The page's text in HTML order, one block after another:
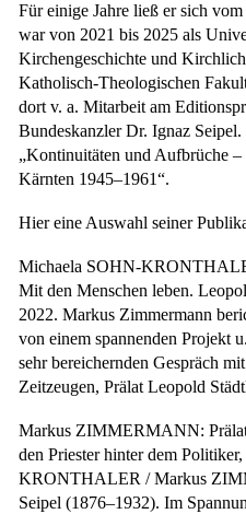
Für einige Jahre ließ er sich
war von 2021 bis 2025 als
Kirchengeschichte und
Katholisch-Theologischen
dort v. a. Mitarbeit am
Bundeskanzler Dr. Ignaz
„Kontinuitäten und Aufbrüche
Kärnten 1945–1961“.
Hier eine Auswahl seiner
Michaela SOHN-
Mit den Menschen leben.
2022. Markus Zimmermann
von einem spannenden Projekt
sehr bereichernden Gespräch
Zeitzeugen, Prälat Leopold
Markus ZIMMERMANN:
den Priester hinter dem
KRONTHALER / Markus
Seipel (1876–1932). Im